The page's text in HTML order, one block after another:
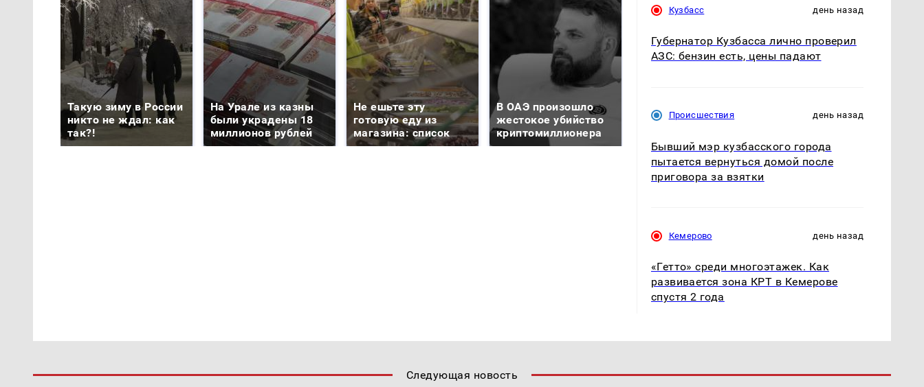
Такую зиму в России
никто не ждал: как
так?!
На Урале из казны
были украдены 18
миллионов рублей
Не ешьте эту
готовую еду из
магазина: список
В ОАЭ произошло
жестокое убийство
криптомиллионера
Все новости по
падению вертолета на
было с 1945: чего
Кузбасс день назад
Губернатор Кузбасса лично проверил
АЗС: бензин есть, цены падают
Происшествия день назад
Бывший мэр кузбасского города
пытается вернуться домой после
приговора за взятки
Кемерово день назад
«Гетто» среди многоэтажек. Как
развивается зона КРТ в Кемерове
спустя 2 года
Следующая новость